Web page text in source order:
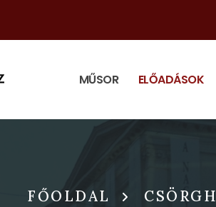
MŰSOR ELŐADÁSOK
FŐOLDAL